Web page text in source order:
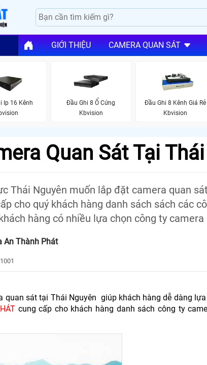
GIỚI THIỆU CAMERA QUAN SÁT
Ip 16 Kênh
Đầu Ghi 8 Ổ Cứng
Kbvision
Đầu Ghi 8 Kênh Giá Rẻ
Kbvision
Quan Sát Tại
Thái Nguyên muốn lắp đặt camera quan
cho quý khách hàng danh sách sách các
hàng có nhiều lựa chọn công ty camera
An Thành Phát
quan sát tại Thái Nguyên giúp khách hàng dễ dàng
cung cấp cho khách hàng danh sách công ty